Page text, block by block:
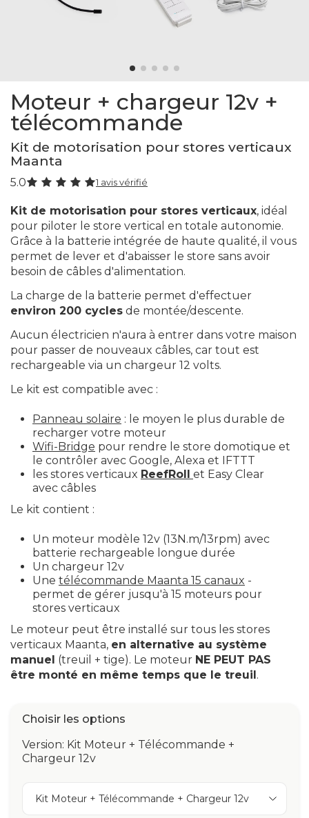
Moteur + chargeur 12v +
télécommande
Kit de motorisation pour stores verticaux
Maanta
5.0 1 avis vérifié
Kit de motorisation pour stores verticaux, idéal
pour piloter le store vertical en totale autonomie.
Grâce à la batterie intégrée de haute qualité, il vous
permet de lever et d'abaisser le store sans avoir
besoin de câbles d'alimentation.
La charge de la batterie permet d'effectuer
environ 200 cycles de montée/descente.
Aucun électricien n'aura à entrer dans votre maison
pour passer de nouveaux câbles, car tout est
rechargeable via un chargeur 12 volts.
Le kit est compatible avec :
Panneau solaire : le moyen le plus durable de
recharger votre moteur
Wifi-Bridge pour rendre le store domotique et
le contrôler avec Google, Alexa et IFTTT
les stores verticaux ReefRoll et Easy Clear
avec câbles
Le kit contient :
Un moteur modèle 12v (13N.m/13rpm) avec
batterie rechargeable longue durée
Un chargeur 12v
Une télécommande Maanta 15 canaux -
permet de gérer jusqu'à 15 moteurs pour
stores verticaux
Le moteur peut être installé sur tous les stores
verticaux Maanta, en alternative au système
manuel (treuil + tige). Le moteur NE PEUT PAS
être monté en même temps que le treuil.
Choisir les options
Version: Kit Moteur + Télécommande +
Chargeur 12v
Kit Moteur + Télécommande + Chargeur 12v